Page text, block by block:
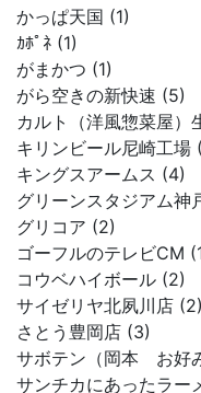
かっぱ天国 (1)
ｶﾎﾟﾈ (1)
がまかつ (1)
がら空きの新快速 (5)
カルト（洋風惣菜屋）
キリンビール尼崎工場
キングスアームス (4)
グリーンスタジアム神
グリコア (2)
ゴーフルのテレビCM
コウベハイボール (2)
サイゼリヤ北夙川店 (2)
さとう豊岡店 (3)
サボテン（岡本 お好
サンチカにあったラー